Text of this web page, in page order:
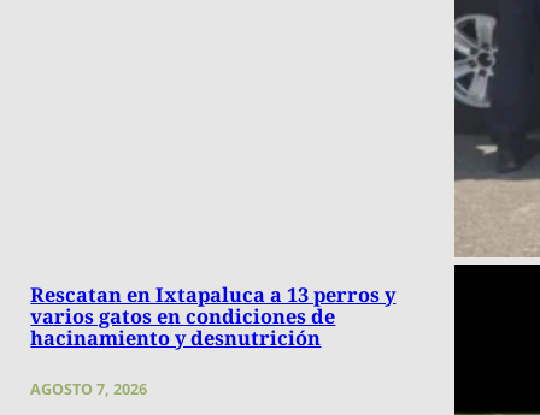
Rescatan en Ixtapaluca a 13 perros y
varios gatos en condiciones de
hacinamiento y desnutrición
AGOSTO 7, 2026